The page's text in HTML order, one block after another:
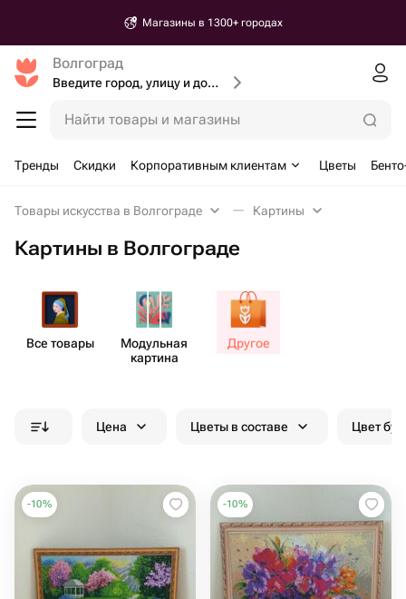
Магазины в 1300+ городах
Волгоград
Введите город, улицу и дом доставки
Найти товары и магазины
Тренды Скидки Корпоративным клиентам Цветы
Товары искусства в Волгограде Картины
Картины в Волгограде
Все товары
Модульная
картина
Другое
Цена Цветы в составе Цвет
-10% -10%